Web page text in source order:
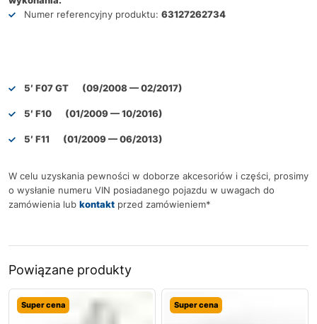
Numer referencyjny produktu: 63127262734
5′ F07 GT (09/2008 — 02/2017)
5′ F10 (01/2009 — 10/2016)
5′ F11 (01/2009 — 06/2013)
W celu uzyskania pewności w doborze akcesoriów i części, prosimy
o wysłanie numeru VIN posiadanego pojazdu w uwagach do
zamówienia lub kontakt przed zamówieniem*
Powiązane produkty
Super cena Super cena